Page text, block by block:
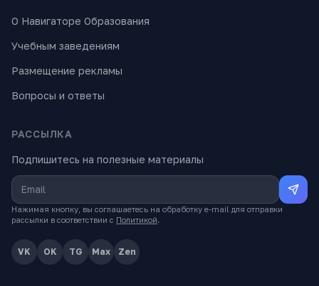
О Навигаторе Образования
Учебным заведениям
Размещение рекламы
Вопросы и ответы
РАССЫЛКА
Подпишитесь на полезные материалы
Нажимая кнопку, вы соглашаетесь на обработку e-mail для отправки
рассылки в соответствии с Политикой.
VK OK TG Max Zen